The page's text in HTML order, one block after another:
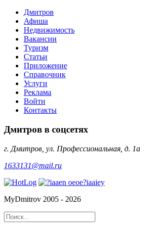
Дмитров
Афиша
Недвижимость
Вакансии
Туризм
Статьи
Приложение
Справочник
Услуги
Реклама
Войти
Контакты
Дмитров в соцсетях
г. Дмитров, ул. Профессиональная, д. 1а
1633131@mail.ru
MyDmitrov 2005 - 2026